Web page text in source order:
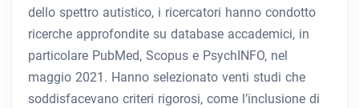
dello spettro autistico, i ricercatori hanno condotto
ricerche approfondite su database accademici, in
particolare PubMed, Scopus e PsychINFO, nel
maggio 2021. Hanno selezionato venti studi che
soddisfacevano criteri rigorosi, come l’inclusione di